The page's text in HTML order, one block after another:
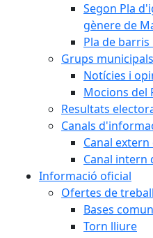
Segon Pla
gènere de
Pla de
Grups municipals
Notícies i
Mocions del
Resultats
Canals
Canal
Canal
Informació oficial
Ofertes de treball
Bases
Torn lliure